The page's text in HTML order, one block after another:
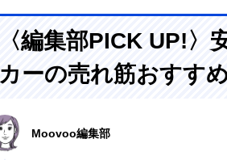
Amazonで見る
C160
〈編集部PICK UP!〉
カーの売れ筋おすす
Moovoo編集部